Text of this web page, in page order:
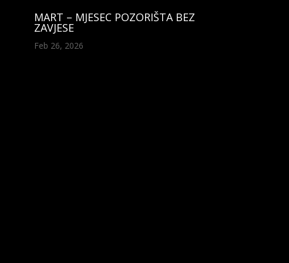
MART – MJESEC POZORIŠTA BEZ
ZAVJESE
Feb 26, 2026